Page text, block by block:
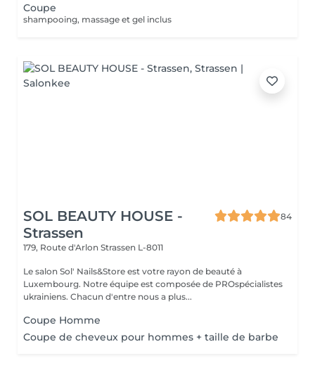
Coupe
shampooing, massage et gel inclus
SOL BEAUTY HOUSE -
Strassen
84
179, Route d'Arlon Strassen L-8011
Le salon Sol' Nails&Store est votre rayon de beauté à
Luxembourg. Notre équipe est composée de PROspécialistes
ukrainiens. Chacun d'entre nous a plus...
Coupe Homme
Coupe de cheveux pour hommes + taille de barbe